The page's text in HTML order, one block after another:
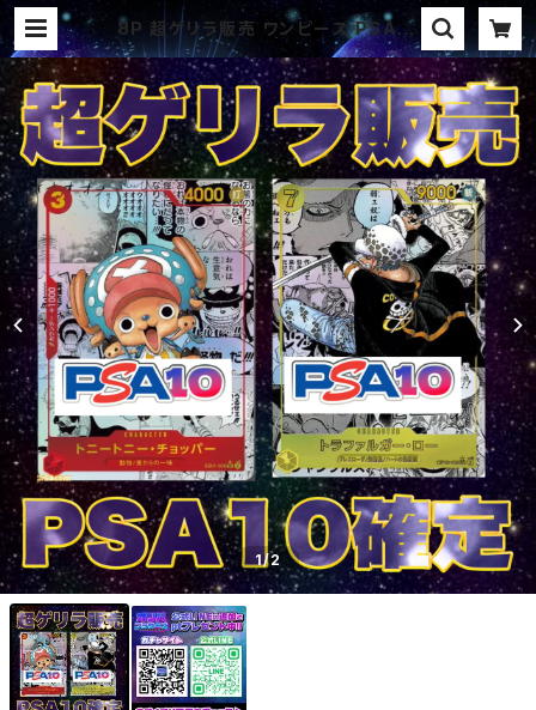
8P 超ゲリラ販売 ワンピース PSA10
確定パック オリパ | オリパ ブラザー
ズ オリパ専門店 (ポケカ、ワンピー
ス、遊戯王、ヴァイス、ドラゴンボール)
1/2